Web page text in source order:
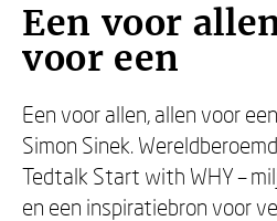
Een voor
voor een
Een voor allen, allen voor
Simon Sinek.
Tedtalk Start with WHY –
en een inspiratiebron voor